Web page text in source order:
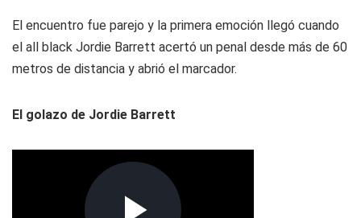
El encuentro fue parejo y la primera emoción llegó cuando
el all black Jordie Barrett acertó un penal desde más de 60
metros de distancia y abrió el marcador.
El golazo de Jordie Barrett